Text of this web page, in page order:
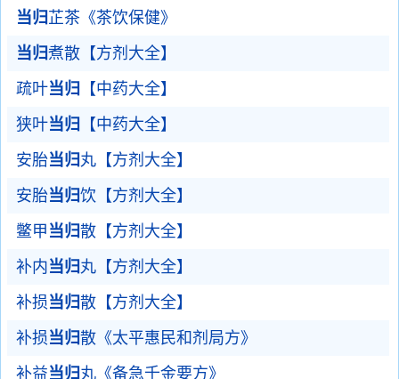
当归 芷茶《茶饮保健》
当归煮散【方剂大全】
疏叶当归
【中药大全】
狭叶当归
【中药大全】
安胎当归 丸【方剂大全】
安胎当归饮【方剂大全】
鳖甲 当归散【方剂大全】
补内当归 丸【方剂大全】
补损当归散【方剂大全】
补损当归散《太平惠民和剂局方》
补益当归 丸《备急千金要方》